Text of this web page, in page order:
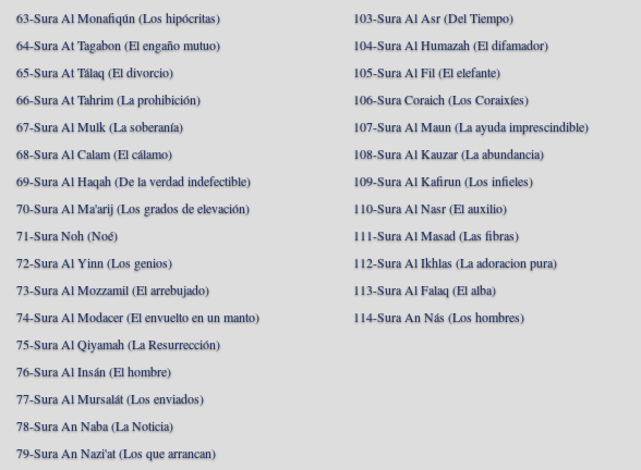
63-Sura Al Monafiqún (Los hipócritas)
64-Sura At Tagabon (El engaño mutuo)
65-Sura At Tálaq (El divorcio)
66-Sura At Tahrim (La prohibición)
67-Sura Al Mulk (La soberanía)
68-Sura Al Calam (El cálamo)
69-Sura Al Haqah (De la verdad indefectible)
70-Sura Al Ma'arij (Los grados de elevación)
71-Sura Noh (Noé)
72-Sura Al Yinn (Los genios)
73-Sura Al Mozzamil (El arrebujado)
74-Sura Al Modacer (El envuelto en un manto)
75-Sura Al Qiyamah (La Resurrección)
76-Sura Al Insán (El hombre)
77-Sura Al Mursalát (Los enviados)
78-Sura An Naba (La Noticia)
79-Sura An Nazi'at (Los que arrancan)
103-Sura Al Asr (Del Tiempo)
104-Sura Al Humazah (El difamador)
105-Sura Al Fil (El elefante)
106-Sura Coraich (Los Coraixíes)
107-Sura Al Maun (La ayuda imprescindible)
108-Sura Al Kauzar (La abundancia)
109-Sura Al Kafirun (Los infieles)
110-Sura Al Nasr (El auxilio)
111-Sura Al Masad (Las fibras)
112-Sura Al Ikhlas (La adoracion pura)
113-Sura Al Falaq (El alba)
114-Sura An Nás (Los hombres)